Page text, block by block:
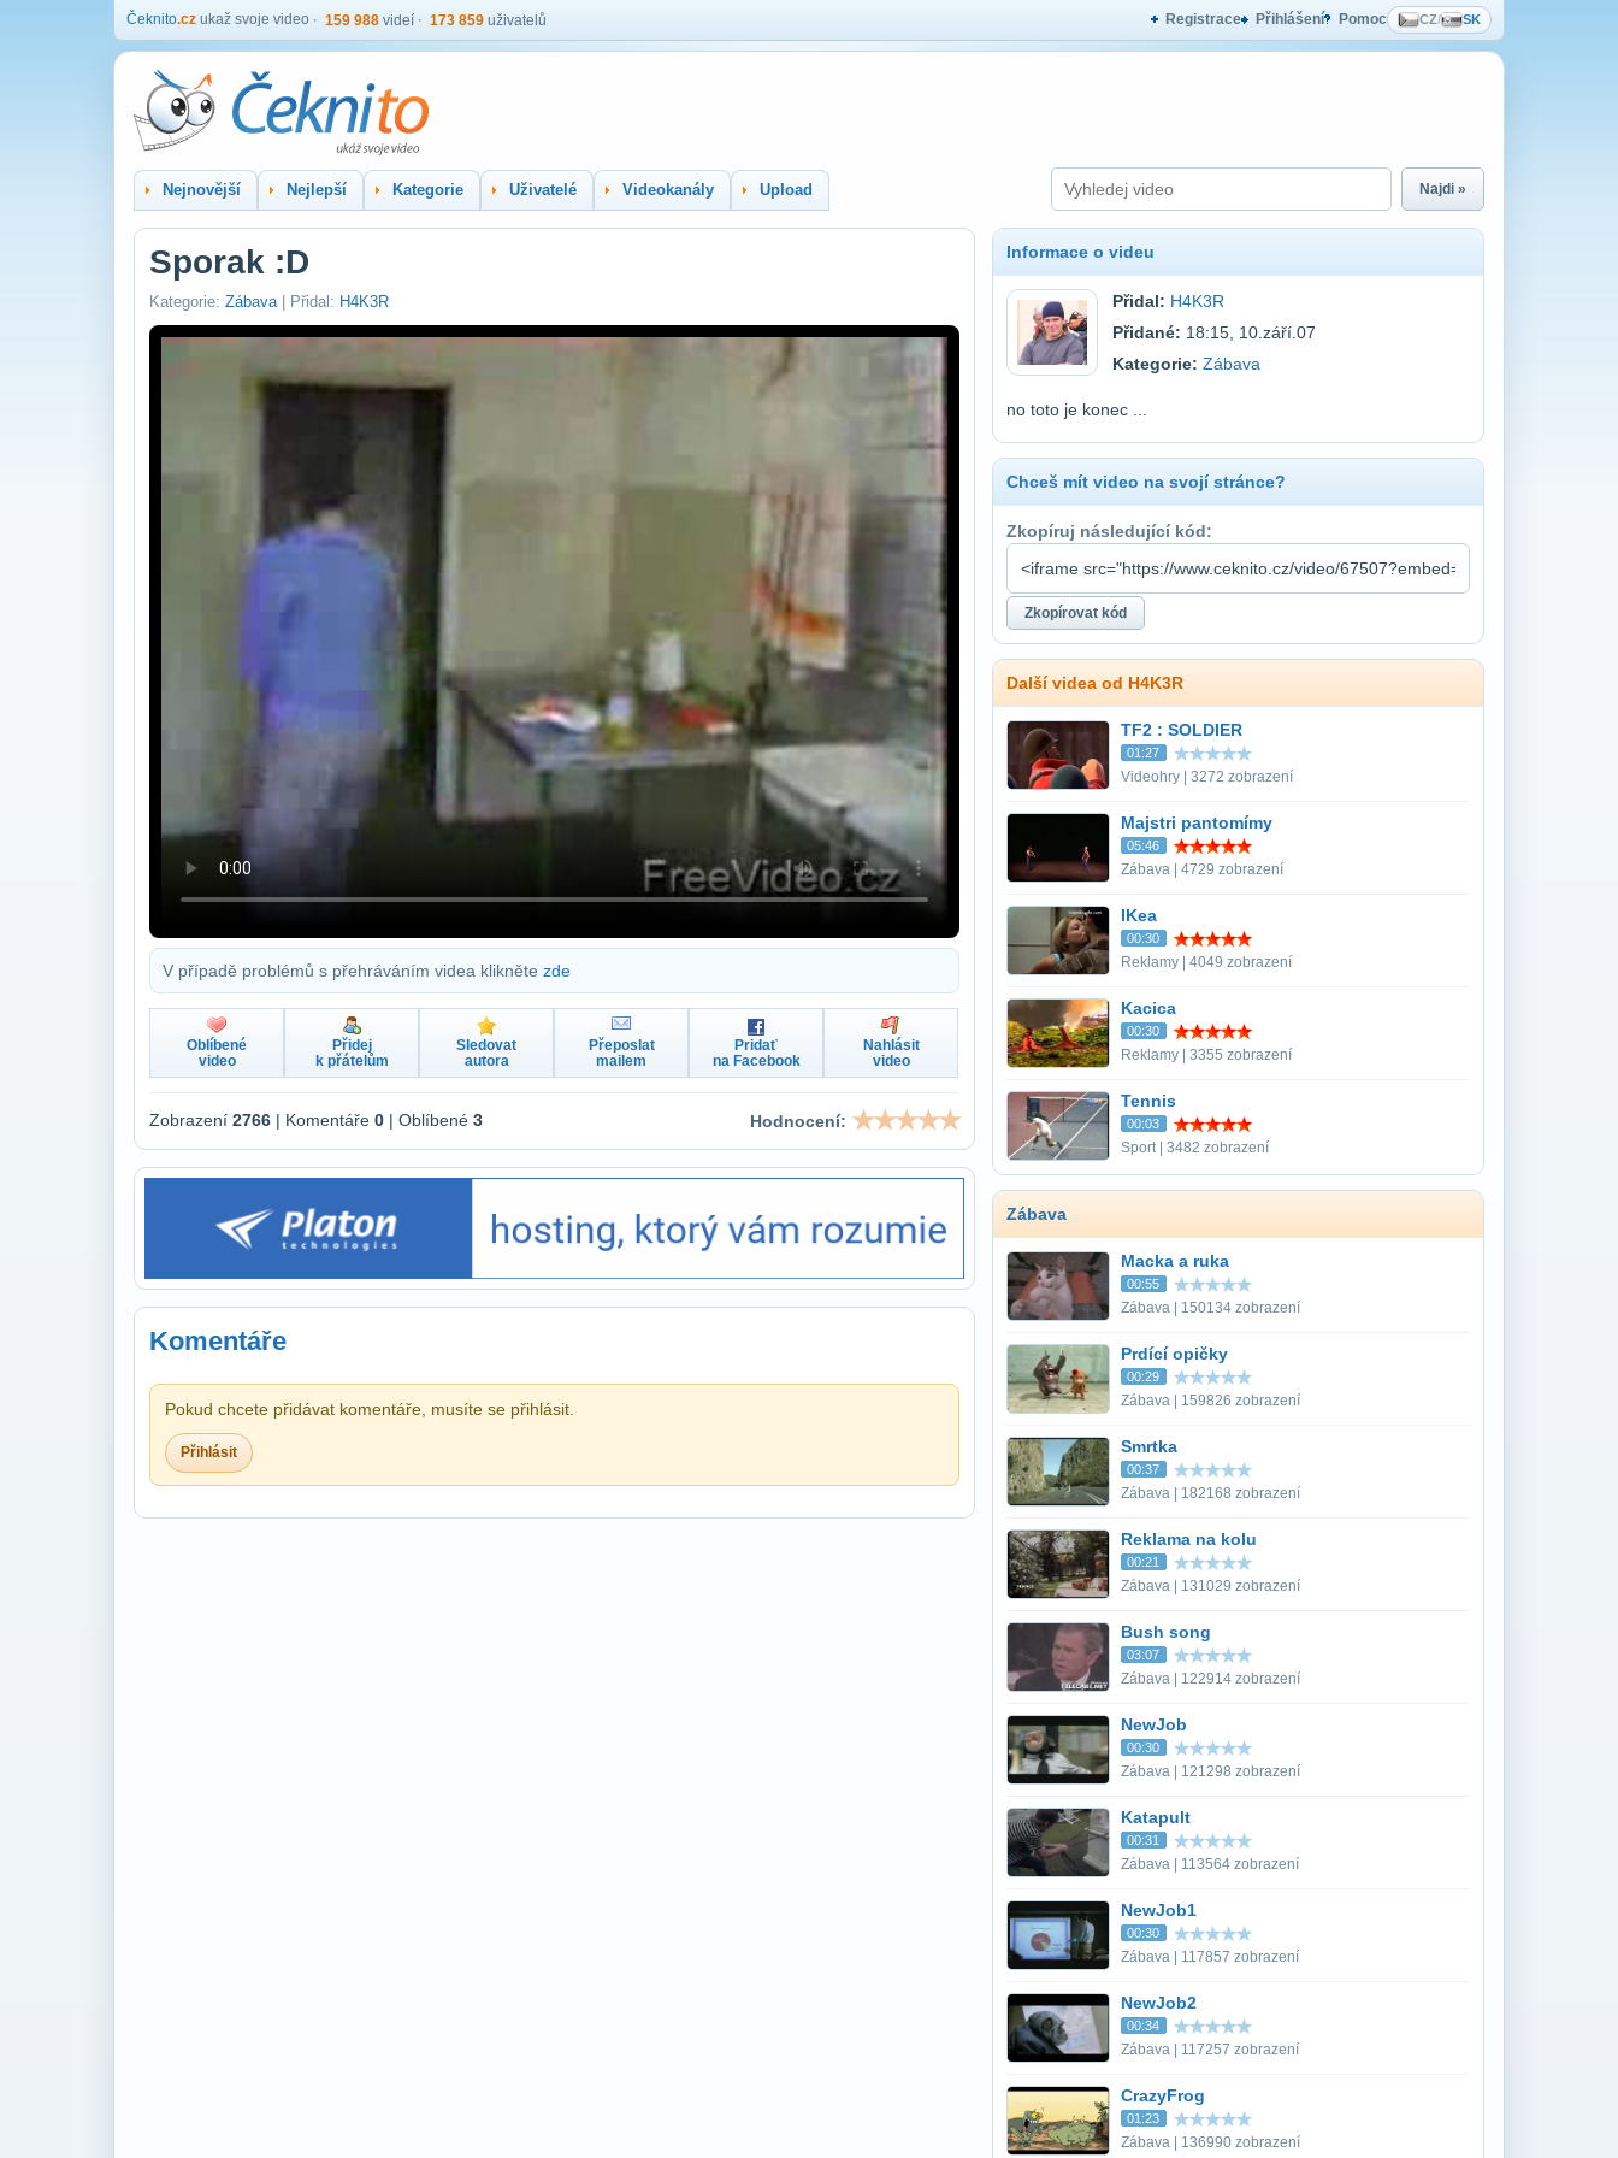
Čeknito.cz ukaž svoje video 159 988 videí 173 859 uživatelů Registrace Přihlášení Pomoc CZ/ SK
Nejnovější Nejlepší Kategorie Uživatelé Videokanály Upload Najdi »
Sporak :D
Kategorie: Zábava| Přidal: H4K3R
V případě problémů s přehráváním videa klikněte zde
Oblíbené
video
Přidej
k přátelům
Sledovat
autora
Přeposlat
mailem
Pridať
na Facebook
Nahlásit
video
Zobrazení 2766 | Komentáře 0 | Oblíbené 3 Hodnocení:
Komentáře
Pokud chcete přidávat komentáře, musíte se přihlásit.
Přihlásit
Informace o videu
Přidal: H4K3R
Přidané: 18:15, 10.září.07
Kategorie: Zábava
no toto je konec ...
Chceš mít video na svojí stránce?
Zkopíruj následující kód:
Další videa od H4K3R
TF2 : SOLDIER
01:27
Videohry | 3272 zobrazení
Majstri pantomímy
05:46
Zábava | 4729 zobrazení
IKea
00:30
Reklamy | 4049 zobrazení
Kacica
00:30
Reklamy | 3355 zobrazení
Tennis
00:03
Sport | 3482 zobrazení
Zábava
Macka a ruka
00:55
Zábava | 150134 zobrazení
Prdící opičky
00:29
Zábava | 159826 zobrazení
Smrtka
00:37
Zábava | 182168 zobrazení
Reklama na kolu
00:21
Zábava | 131029 zobrazení
Bush song
03:07
Zábava | 122914 zobrazení
NewJob
00:30
Zábava | 121298 zobrazení
Katapult
00:31
Zábava | 113564 zobrazení
NewJob1
00:30
Zábava | 117857 zobrazení
NewJob2
00:34
Zábava | 117257 zobrazení
CrazyFrog
01:23
Zábava | 136990 zobrazení